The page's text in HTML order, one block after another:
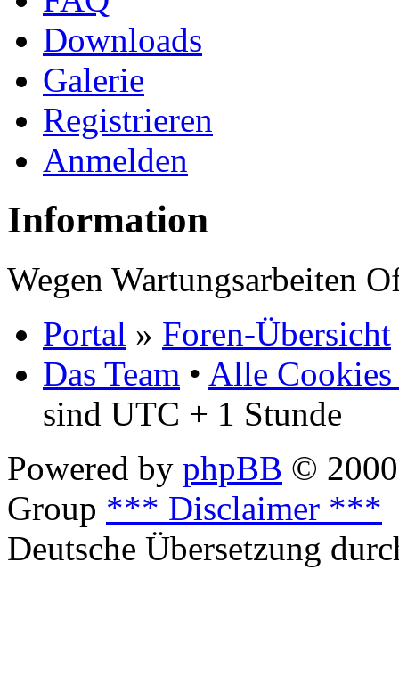
Downloads
Galerie
Registrieren
Anmelden
Information
Wegen Wartungsarbeiten
Portal » Foren-Übersicht
Das Team • Alle Cookies
sind UTC + 1 Stunde
Powered by phpBB ©
Group *** Disclaimer ***
Deutsche Übersetzung